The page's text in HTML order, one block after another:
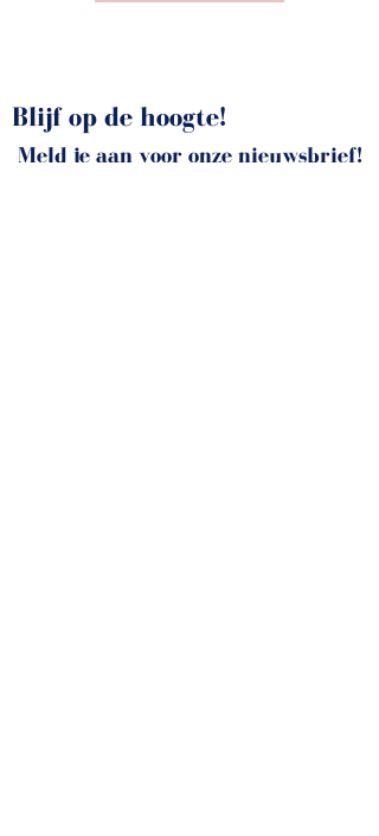
Blijf op de hoogte!
Meld je aan voor onze nieuwsbrief!